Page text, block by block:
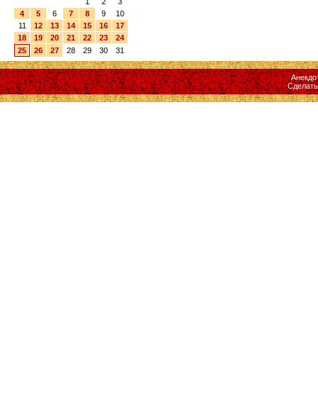
4
5 6 7 8 9
10
11
12 13 14 15 16
17
18
19 20 21 22 23
24
25
26 27 28 29 30 31